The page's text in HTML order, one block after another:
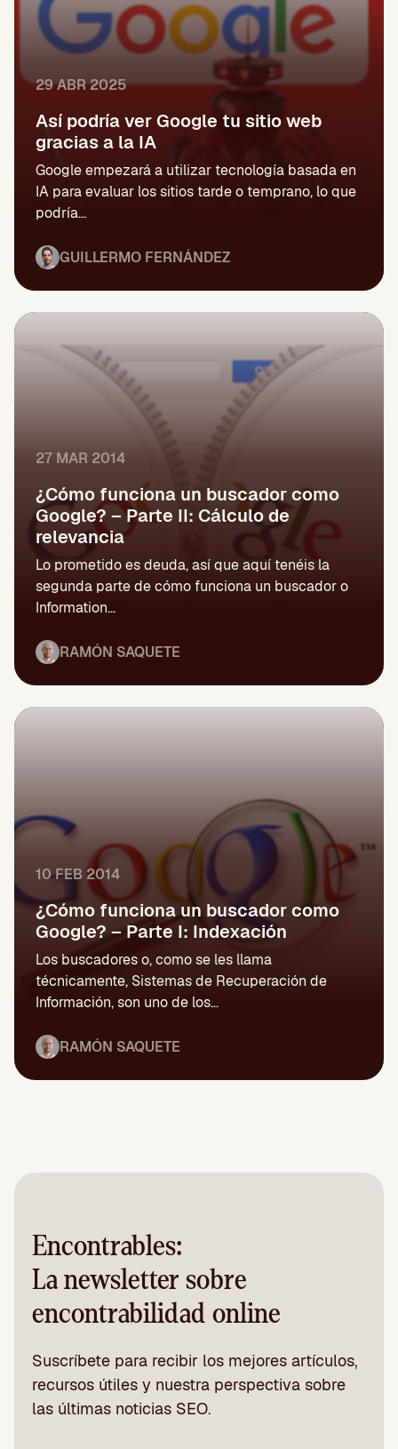
29 ABR 2025
Así podría ver Google tu sitio web
gracias a la IA
Google empezará a utilizar tecnología basada en
IA para evaluar los sitios tarde o temprano, lo que
podría...
GUILLERMO FERNÁNDEZ
27 MAR 2014
¿Cómo funciona un buscador como
Google? – Parte II: Cálculo de
relevancia
Lo prometido es deuda, así que aquí tenéis la
segunda parte de cómo funciona un buscador o
Information...
RAMÓN SAQUETE
10 FEB 2014
¿Cómo funciona un buscador como
Google? – Parte I: Indexación
Los buscadores o, como se les llama
técnicamente, Sistemas de Recuperación de
Información, son uno de los...
RAMÓN SAQUETE
Encontrables:
La newsletter sobre
encontrabilidad online
Suscríbete para recibir los mejores artículos,
recursos útiles y nuestra perspectiva sobre
las últimas noticias SEO.